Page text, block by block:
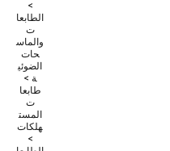
>
الطابعا
ت
والماس
حات
الضوئي
ة >
طابعا
ت
المست
هلكات
>